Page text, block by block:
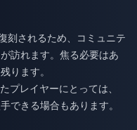
刻されるため、コミュニテ
訪れます。焦る必要はあ
ります。
プレイヤーにとっては、
できる場合もあります。